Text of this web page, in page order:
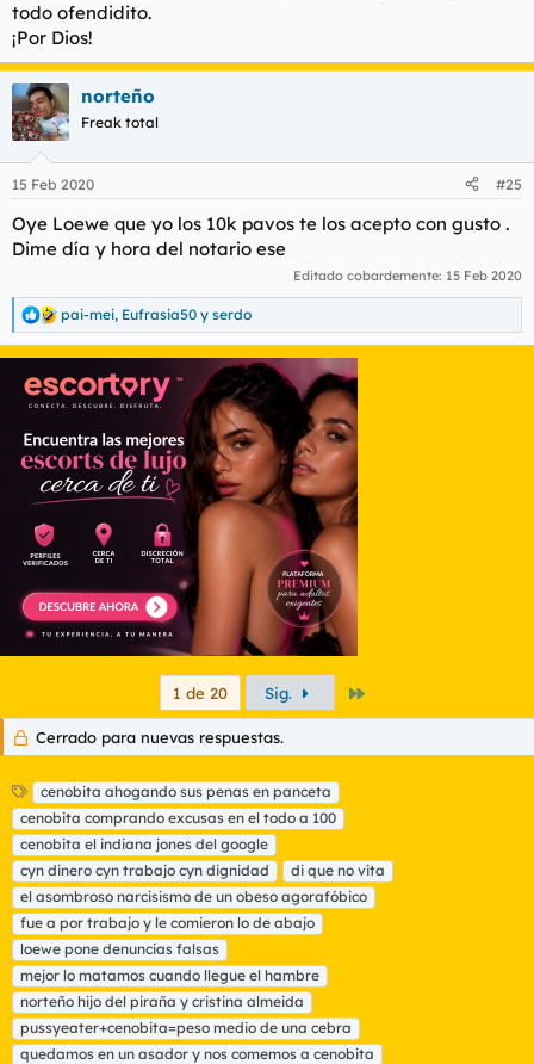
todo ofendidito.
¡Por Dios!
norteño
Freak total
15 Feb 2020 #25
Oye Loewe que yo los 10k pavos te los acepto con gusto .
Dime día y hora del notario ese
Editado cobardemente: 15 Feb 2020
R
e
a
c
c
o
n
e
pai-mei, Eufrasia50 y serdo
1 de 20 Sig.
Cerrado para nuevas respuestas.
E
t
i
q
u
e
t
a
s
cenobita ahogando sus penas en panceta
cenobita comprando excusas en el todo a 100
cenobita el indiana jones del google
cyn dinero cyn trabajo cyn dignidad
di que no vita
el asombroso narcisismo de un obeso agorafóbico
fue a por trabajo y le comieron lo de abajo
loewe pone denuncias falsas
mejor lo matamos cuando llegue el hambre
norteño hijo del piraña y cristina almeida
pussyeater+cenobita=peso medio de una cebra
quedamos en un asador y nos comemos a cenobita